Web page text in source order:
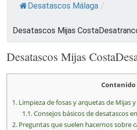
Desatascos Málaga /
Desatascos Mijas
Desatascos Mijas
Contenido
1.Limpieza de fosas y arquetas de Mijas
1.1.Consejos básicos de desatascos
2.Preguntas que suelen hacernos sobre